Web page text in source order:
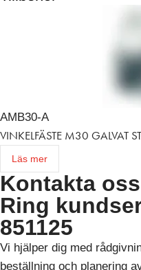
AMB30-A
VINKELFÄSTE M30 GALVAT
Läs mer
Kontakta oss
Ring
851125
Vi hjälper dig med
beställning och planering